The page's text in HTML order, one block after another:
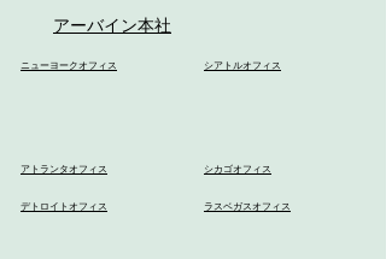
アーバイン本社
ニューヨークオフィス シアトルオフィス
アトランタオフィス
デトロイトオフィス
シカゴオフィス
ラスベガスオフィス